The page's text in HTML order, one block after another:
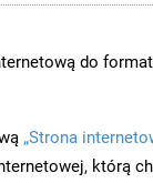
do
„Strona
którą